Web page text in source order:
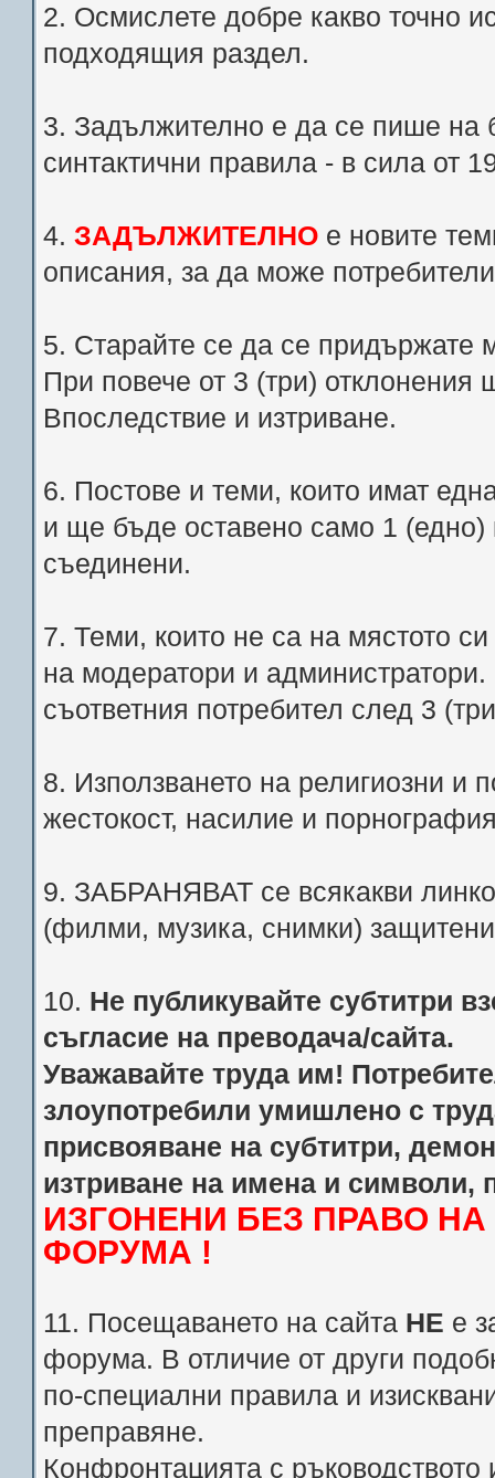
2. Осмислете добре какво точно
подходящия раздел.
3. Задължително е да се пише на
синтактични правила - в сила от
4.ЗАДЪЛЖИТЕЛНО е новите
описания, за да може
5. Старайте се да се придържате
При повече от 3 (три)
Впоследствие и изтриване.
6. Постове и теми, които имат
и ще бъде оставено само 1
съединени.
7. Теми, които не са на мястото
на модератори и
съответния потребител след 3
8. Използването на религиозни и
жестокост, насилие и
9. ЗАБРАНЯВАТ се всякакви
(филми, музика, снимки) защитени
10. Не публикувайте субтитри
съгласие на преводача/сайта.
Уважавайте труда им!
злоупотребили умишлено с
присвояване на субтитри,
изтриване на имена и
ИЗГОНЕНИ БЕЗ ПРАВО
ФОРУМА !
11. Посещаването на сайта НЕ е
форума. В отличие от други
по-специални правила и
преправяне.
Конфронтацията с